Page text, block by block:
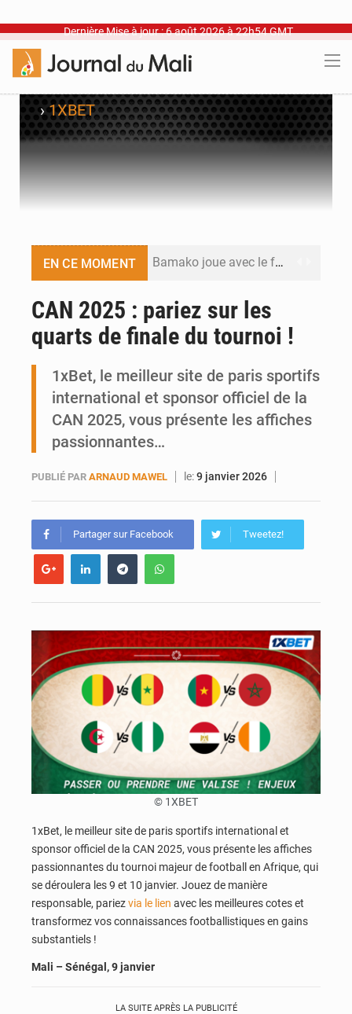
Dernière Mise à jour : 6 août 2026 à 22h54 GMT
›1XBET
EN CE MOMENT Bamako joue avec le feu
Dr Abdrahamane Tamboura, économiste
AfroBasket U18 : Le Mali défend sa double couronne à Abidjan
CAN 2025 : pariez sur les
quarts de finale du tournoi !
1xBet, le meilleur site de paris sportifs
international et sponsor officiel de la
CAN 2025, vous présente les affiches
passionnantes…
PUBLIÉ PAR ARNAUD MAWEL le:9 janvier 2026
Partager sur Facebook Tweetez!
© 1XBET
1xBet, le meilleur site de paris sportifs international et
sponsor officiel de la CAN 2025, vous présente les affiches
passionnantes du tournoi majeur de football en Afrique, qui
se déroulera les 9 et 10 janvier. Jouez de manière
responsable, pariezvia le lien avec les meilleures cotes et
transformez vos connaissances footballistiques en gains
substantiels !
Mali – Sénégal, 9 janvier
LA SUITE APRÈS LA PUBLICITÉ